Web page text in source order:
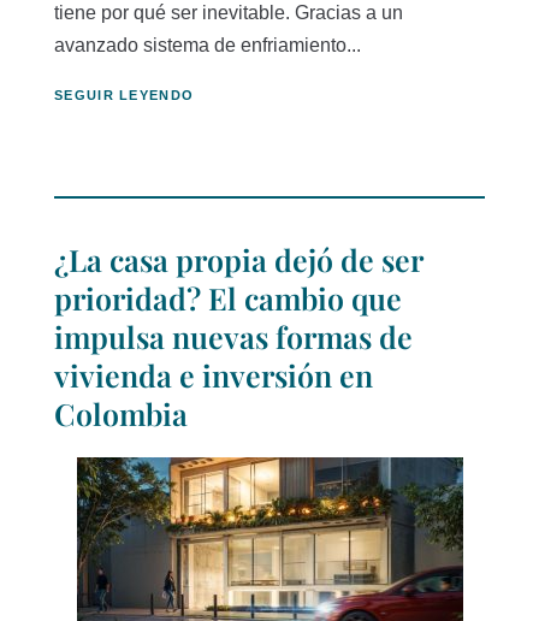
tiene por qué ser inevitable. Gracias a un
avanzado sistema de enfriamiento...
SEGUIR LEYENDO
¿La casa propia dejó de ser
prioridad? El cambio que
impulsa nuevas formas de
vivienda e inversión en
Colombia